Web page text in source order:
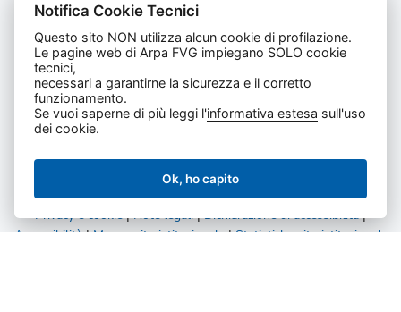
Agenzia regionale per la protezione dell’ambiente del
Friuli Venezia Giulia
C.F. e P. IVA 02096520305
Tel 0432 1918111
Privacy e cookie|Note legali|Dichiarazione di accessibilità|
Accessibilità|Mappa sito istituzionale|Statistiche sito istituzionale
Notifica Cookie Tecnici
Questo sito NON utilizza alcun cookie di profilazione.
Le pagine web di Arpa FVG impiegano SOLO cookie
tecnici,
necessari a garantirne la sicurezza e il corretto
funzionamento.
Se vuoi saperne di più leggi l'informativa estesa sull'uso
dei cookie.
Ok, ho capito